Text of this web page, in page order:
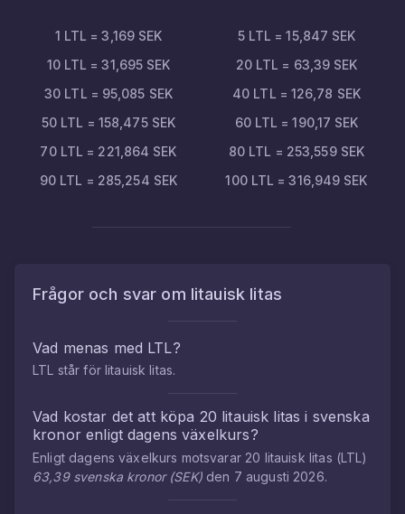
1 LTL =3,169 SEK 5 LTL =15,847 SEK
10 LTL =31,695 SEK 20 LTL = 63,39 SEK
30 LTL = 95,085 SEK 40 LTL = 126,78 SEK
50 LTL = 158,475 SEK 60 LTL =190,17 SEK
70 LTL = 221,864 SEK 80 LTL = 253,559 SEK
90 LTL = 285,254 SEK 100 LTL =316,949 SEK
Frågor och svar om litauisk litas
Vad menas med LTL?
LTL står för litauisk litas.
Vad kostar det att köpa 20 litauisk litas i svenska
kronorenligt dagens växelkurs?
Enligt dagens växelkurs motsvarar 20 litauisk litas (LTL )
63,39 svenska kronor(SEK)den 7 augusti 2026.